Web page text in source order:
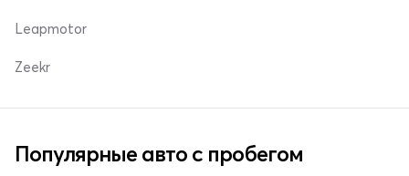
Leapmotor
Zeekr
Популярные авто с пробегом